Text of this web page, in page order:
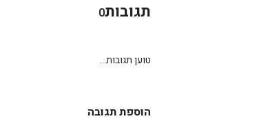
תגובות0
טוען תגובות...
הוספת תגובה